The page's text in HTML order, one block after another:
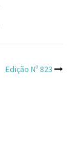
Edição Nº 823